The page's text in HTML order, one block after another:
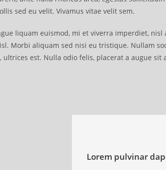
sed eu velit. Vivamus vitae velit sem.
liquam euismod, mi et viverra imperdiet,
Morbi aliquam sed nisi eu tristique. Nullam
est. Nulla odio felis, placerat a augue sit
Lorem pulvinar